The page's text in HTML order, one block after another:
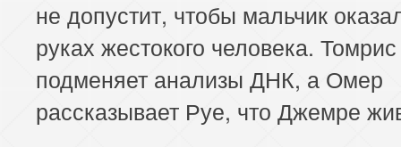
не допустит, чтобы мальчик
руках жестокого человека. Томрис
подменяет анализы ДНК, а Омер
рассказывает Руе, что Джемре